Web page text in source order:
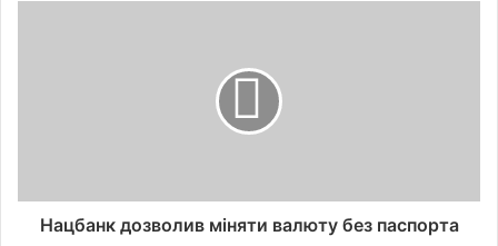
Нацбанк дозволив міняти валюту без паспорта